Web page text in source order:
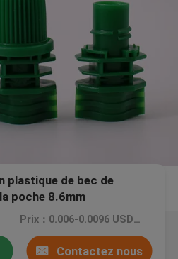
plastique de bec de
poche 8.6mm
Prix：0.006-0.0096 USD/PCS
Contactez nous